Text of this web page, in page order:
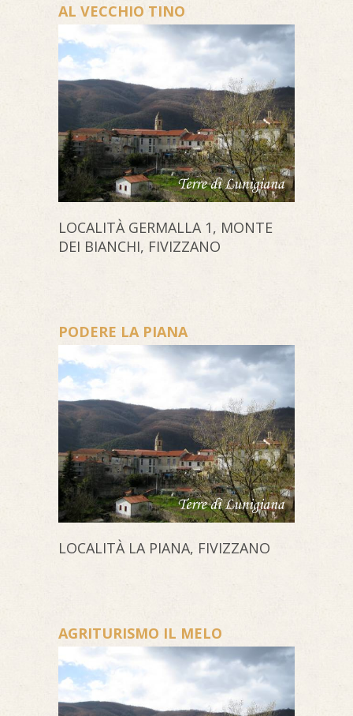
AL VECCHIO TINO
LOCALITÀ GERMALLA 1, MONTE
DEI BIANCHI, FIVIZZANO
PODERE LA PIANA
LOCALITÀ LA PIANA, FIVIZZANO
AGRITURISMO IL MELO